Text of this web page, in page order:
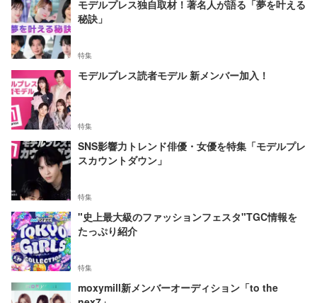
モデルプレス独自取材！著名人が語る「夢を叶える
秘訣」
特集
モデルプレス読者モデル 新メンバー加入！
特集
SNS影響力トレンド俳優・女優を特集「モデルプレ
スカウントダウン」
特集
"史上最大級のファッションフェスタ"TGC情報を
たっぷり紹介
特集
moxymill新メンバーオーディション「to the